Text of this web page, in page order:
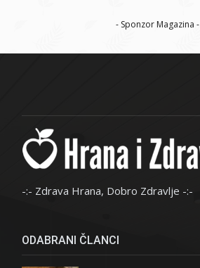
- Sponzor Magazina -
-:- Zdrava Hrana, Dobro Zdravlje -:-
ODABRANI ČLANCI